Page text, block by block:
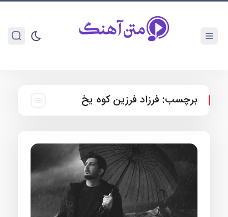
برچسب: فرزاد فرزین کوه یخ